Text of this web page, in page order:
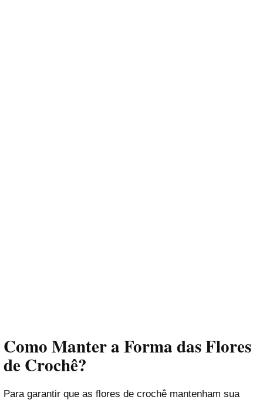
Como Manter a Forma das Flores
de Crochê?
Para garantir que as flores de crochê mantenham sua